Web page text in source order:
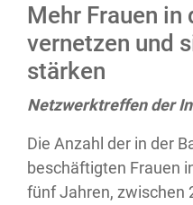
Mehr Frauen in
vernetzen und
stärken
Netzwerktreffen der
Die Anzahl der in der
beschäftigten Frauen
fünf Jahren, zwischen